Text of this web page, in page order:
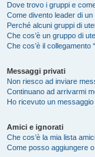
Dove trovo i gruppi e
Come divento leader di un
Perché alcuni gruppi di
Che cos’è un gruppo di
Che cos’è il collegamento
Messaggi privati
Non riesco ad inviare
Continuano ad arrivarmi
Ho ricevuto un
Amici e ignorati
Che cos’è la mia lista
Come posso aggiungere